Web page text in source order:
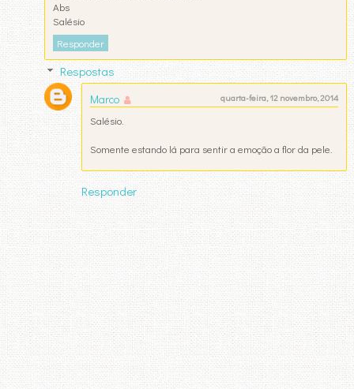
Abs
Salésio
Responder
Respostas
Marco quarta-feira, 12 novembro, 2014
Salésio.
Somente estando lá para sentir a emoção a flor da pele.
Responder